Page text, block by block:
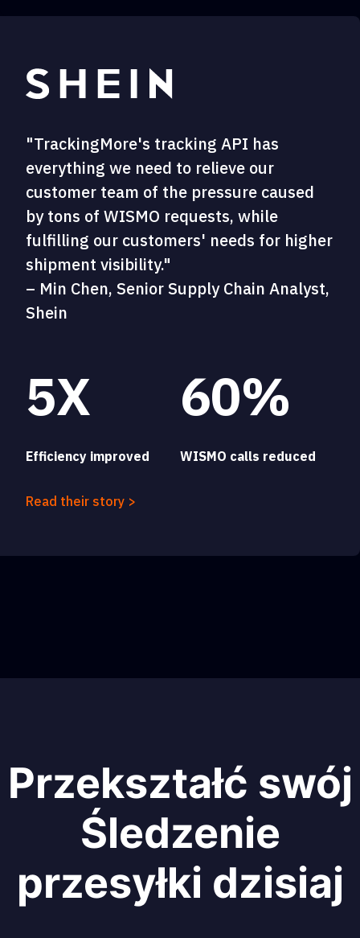
"TrackingMore's tracking API has
everything we need to relieve our
customer team of the pressure caused
by tons of WISMO requests, while
fulfilling our customers' needs for higher
shipment visibility."
– Min Chen, Senior Supply Chain Analyst,
Shein
5X
Efficiency improved
60%
WISMO calls reduced
Read their story >
Przekształć swój
Śledzenie
przesyłki dzisiaj